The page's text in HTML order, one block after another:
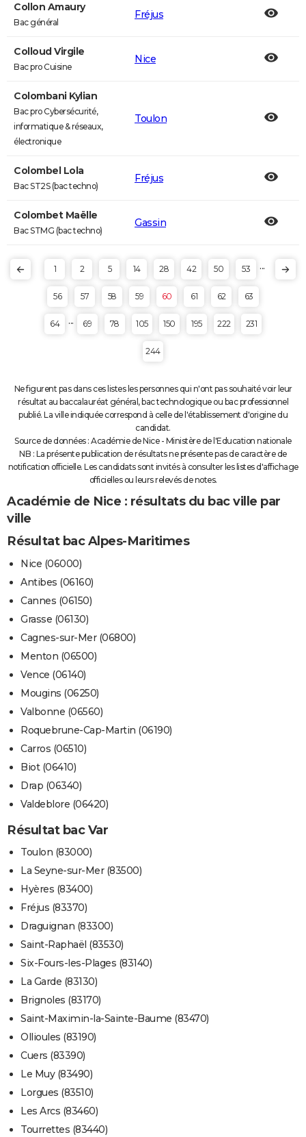
Collon Amaury
Bac général
Fréjus
Colloud Virgile
Bac pro Cuisine
Nice
Colombani Kylian
Bac pro Cybersécurité,
informatique & réseaux,
électronique
Toulon
Colombel Lola
Bac ST2S (bac techno)
Fréjus
Colombet Maëlle
Bac STMG (bac techno)
Gassin
1 2 5 14 28 42 50 53 ...
56 57 58 59 60 61 62 63
64 ... 69 78 105 150 195 222 231
244
Ne figurent pas dans ces listes les personnes qui n'ont pas souhaité voir leur
résultat au baccalauréat général, bac technologique ou bac professionnel
publié. La ville indiquée correspond à celle de l'établissement d'origine du
candidat.
Source de données : Académie de Nice - Ministère de l'Education nationale
NB : La présente publication de résultats ne présente pas de caractère de
notification officielle. Les candidats sont invités à consulter les listes d'affichage
officielles ou leurs relevés de notes.
Académie de Nice : résultats du bac ville par
ville
Résultat bac Alpes-Maritimes
Nice (06000)
Antibes (06160)
Cannes (06150)
Grasse (06130)
Cagnes-sur-Mer (06800)
Menton (06500)
Vence (06140)
Mougins (06250)
Valbonne (06560)
Roquebrune-Cap-Martin (06190)
Carros (06510)
Biot (06410)
Drap (06340)
Valdeblore (06420)
Résultat bac Var
Toulon (83000)
La Seyne-sur-Mer (83500)
Hyères (83400)
Fréjus (83370)
Draguignan (83300)
Saint-Raphaël (83530)
Six-Fours-les-Plages (83140)
La Garde (83130)
Brignoles (83170)
Saint-Maximin-la-Sainte-Baume (83470)
Ollioules (83190)
Cuers (83390)
Le Muy (83490)
Lorgues (83510)
Les Arcs (83460)
Tourrettes (83440)